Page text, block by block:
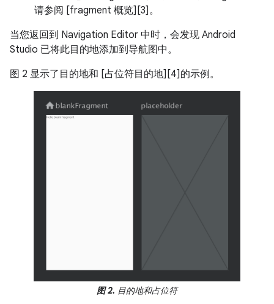
请参阅 [fragment 概览][3]。
当您返回到 Navigation Editor 中时，会发现 Android
Studio 已将此目的地添加到导航图中。
图 2 显示了目的地和 [占位符目的地][4]的示例。
图 2. 目的地和占位符